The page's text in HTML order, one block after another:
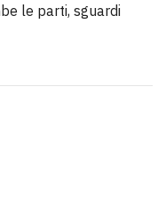
le parti, sguardi